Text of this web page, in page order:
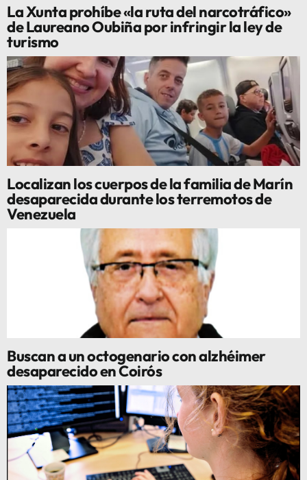
La Xunta prohíbe «la ruta del narcotráfico»
de Laureano Oubiña por infringir la ley de
turismo
Localizan los cuerpos de la familia de Marín
desaparecida durante los terremotos de
Venezuela
Buscan a un octogenario con alzhéimer
desaparecido en Coirós